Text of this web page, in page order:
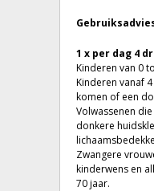
1 x per dag 4
Kinderen van 0
Kinderen vanaf
komen of een
Volwassenen
donkere
Zwangere
kinderwens en
70 jaar.